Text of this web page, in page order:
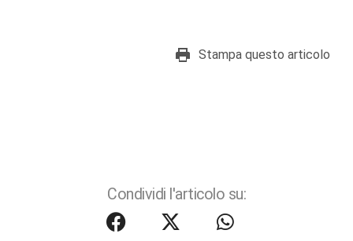
Stampa questo articolo
Condividi l'articolo su: